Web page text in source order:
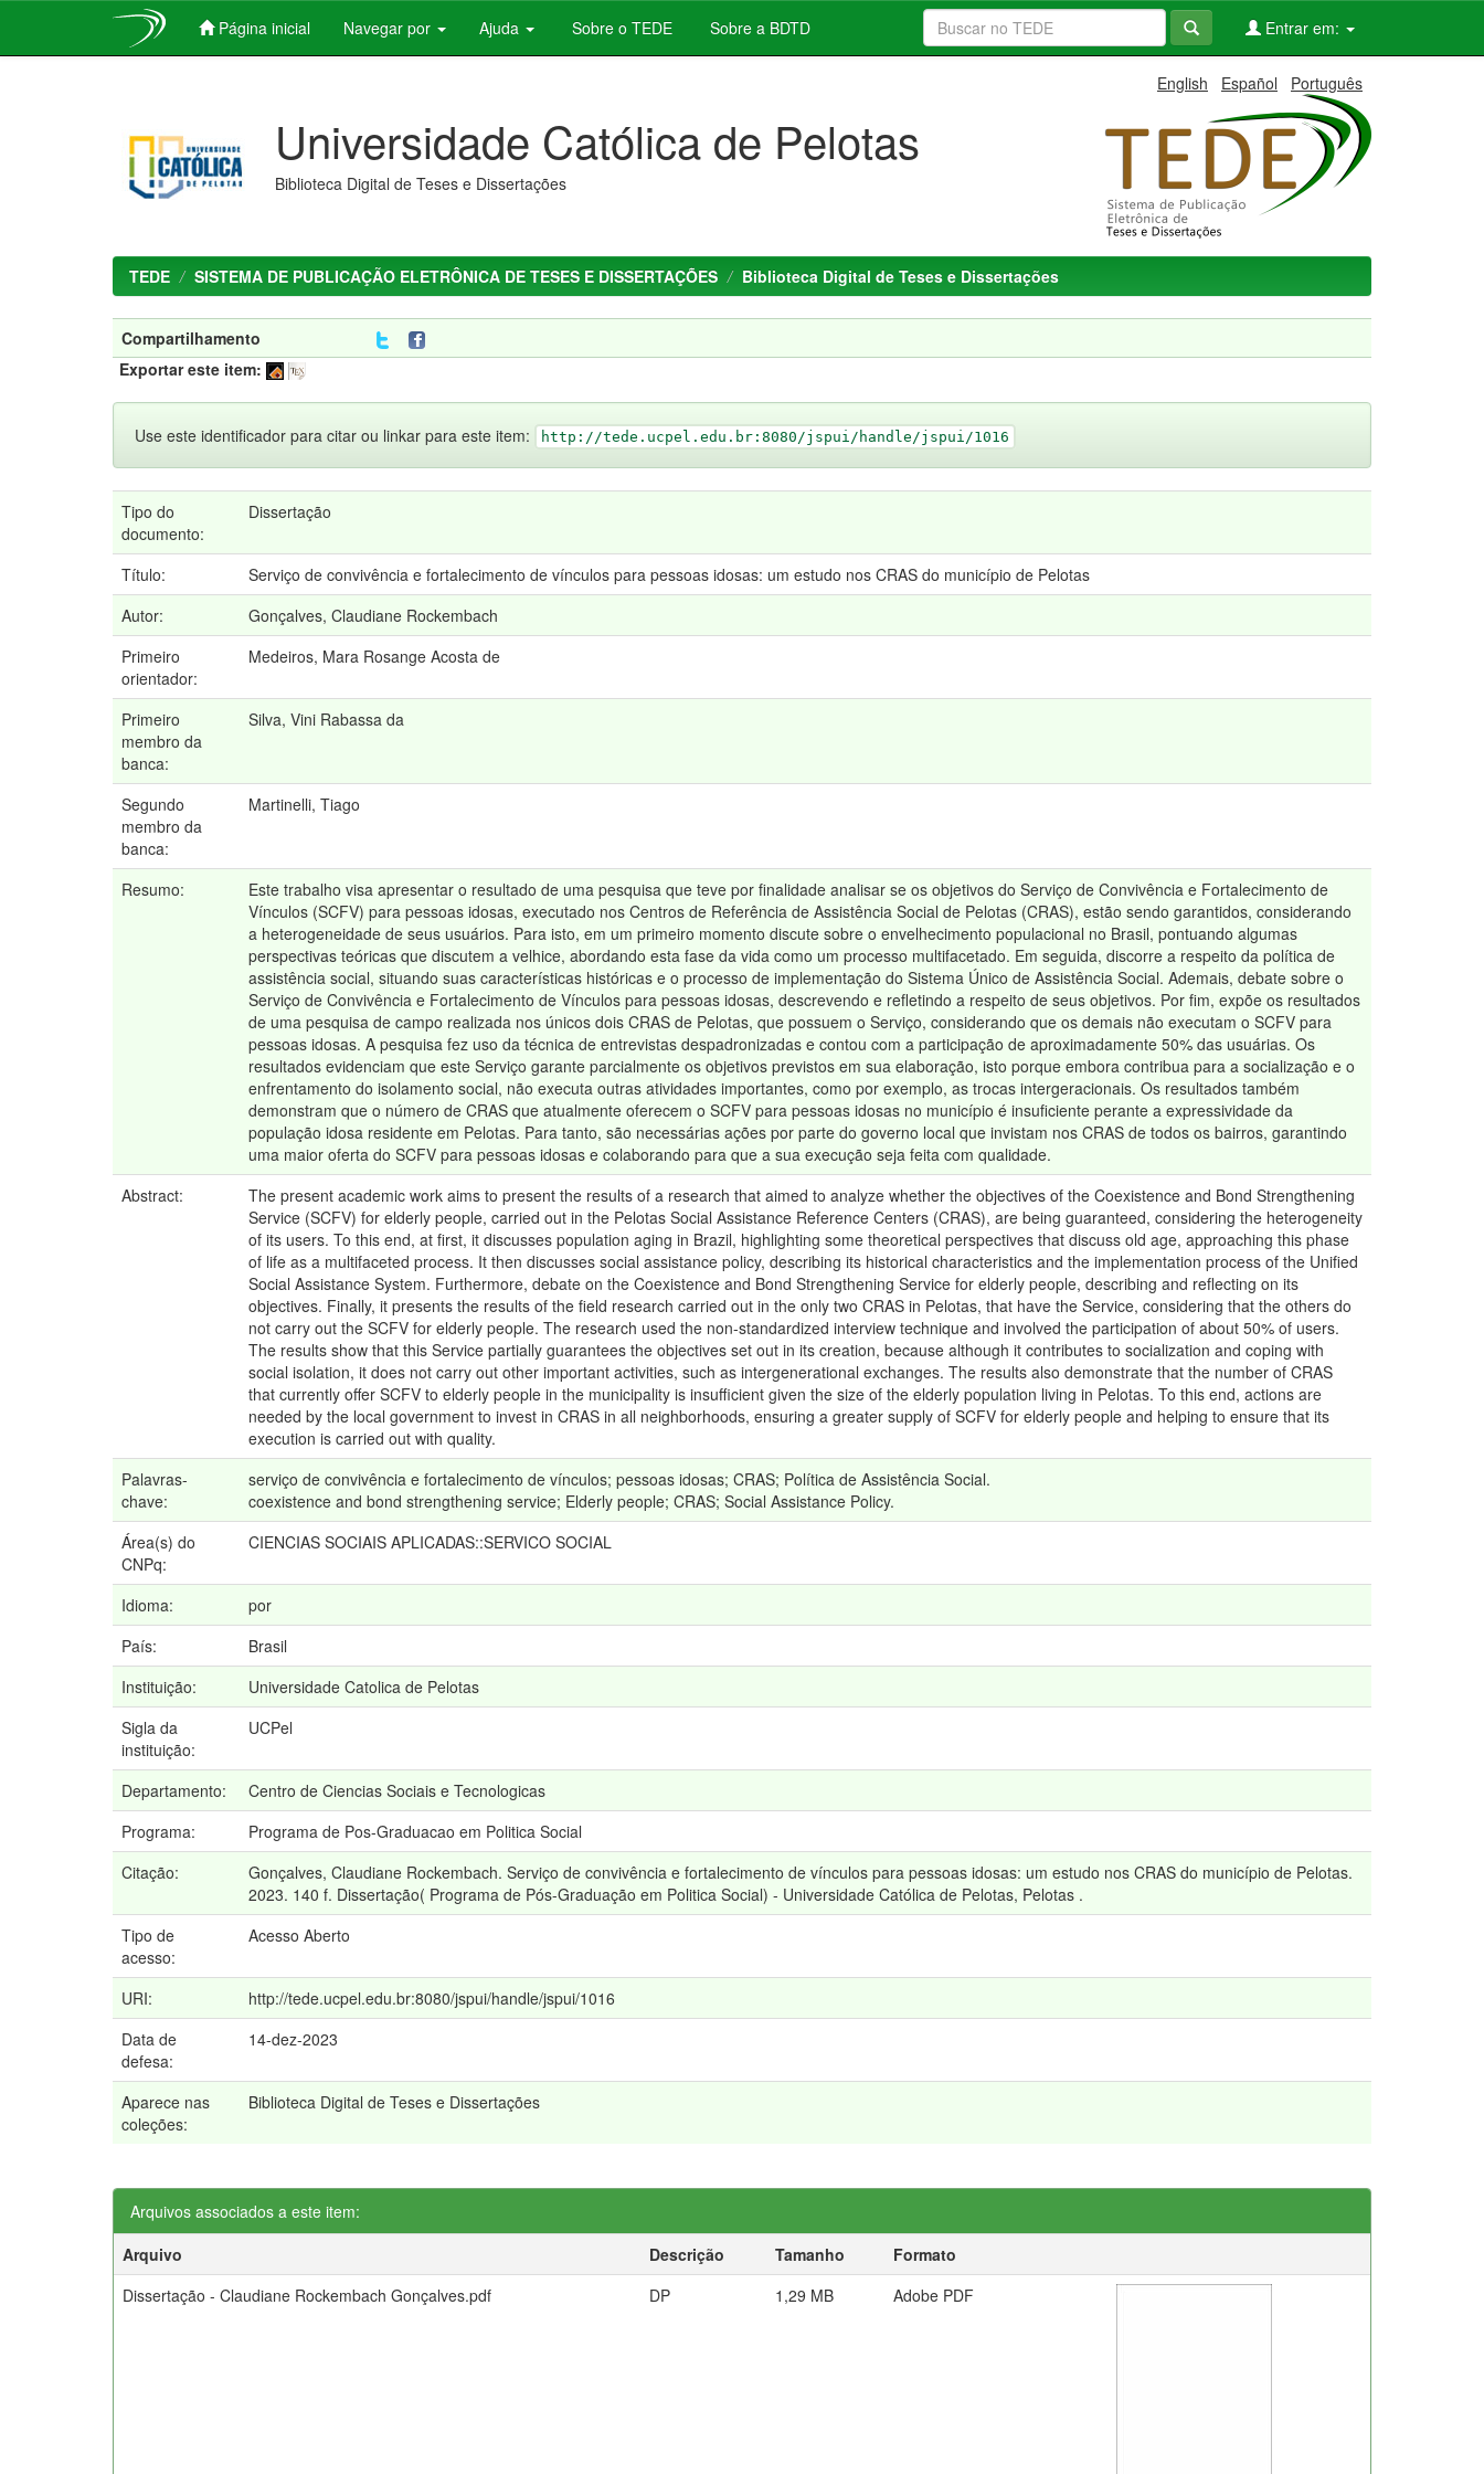
Página inicial Navegar por Ajuda Sobre o TEDE Sobre a BDTD Entrar em:
English Español Português
Universidade Católica de Pelotas
Biblioteca Digital de Teses e Dissertações
TEDE SISTEMA DE PUBLICAÇÃO ELETRÔNICA DE TESES E DISSERTAÇÕES Biblioteca Digital de Teses e Dissertações
Compartilhamento
Exportar este item:
Use este identificador para citar ou linkar para este item: http://tede.ucpel.edu.br:8080/jspui/handle/jspui/1016
Tipo do
documento:
Dissertação
Título:
Serviço de convivência e fortalecimento de vínculos para pessoas idosas: um estudo nos CRAS do município de Pelotas
Autor:
Gonçalves, Claudiane Rockembach
Primeiro
orientador:
Medeiros, Mara Rosange Acosta de
Primeiro
membro da
banca:
Silva, Vini Rabassa da
Segundo
membro da
banca:
Martinelli, Tiago
Resumo:
Este trabalho visa apresentar o resultado de uma pesquisa que teve por finalidade analisar se os objetivos do Serviço de Convivência e Fortalecimento de
Vínculos (SCFV) para pessoas idosas, executado nos Centros de Referência de Assistência Social de Pelotas (CRAS), estão sendo garantidos, considerando
a heterogeneidade de seus usuários. Para isto, em um primeiro momento discute sobre o envelhecimento populacional no Brasil, pontuando algumas
perspectivas teóricas que discutem a velhice, abordando esta fase da vida como um processo multifacetado. Em seguida, discorre a respeito da política de
assistência social, situando suas características históricas e o processo de implementação do Sistema Único de Assistência Social. Ademais, debate sobre o
Serviço de Convivência e Fortalecimento de Vínculos para pessoas idosas, descrevendo e refletindo a respeito de seus objetivos. Por fim, expõe os resultados
de uma pesquisa de campo realizada nos únicos dois CRAS de Pelotas, que possuem o Serviço, considerando que os demais não executam o SCFV para
pessoas idosas. A pesquisa fez uso da técnica de entrevistas despadronizadas e contou com a participação de aproximadamente 50% das usuárias. Os
resultados evidenciam que este Serviço garante parcialmente os objetivos previstos em sua elaboração, isto porque embora contribua para a socialização e o
enfrentamento do isolamento social, não executa outras atividades importantes, como por exemplo, as trocas intergeracionais. Os resultados também
demonstram que o número de CRAS que atualmente oferecem o SCFV para pessoas idosas no município é insuficiente perante a expressividade da
população idosa residente em Pelotas. Para tanto, são necessárias ações por parte do governo local que invistam nos CRAS de todos os bairros, garantindo
uma maior oferta do SCFV para pessoas idosas e colaborando para que a sua execução seja feita com qualidade.
Abstract:
The present academic work aims to present the results of a research that aimed to analyze whether the objectives of the Coexistence and Bond Strengthening
Service (SCFV) for elderly people, carried out in the Pelotas Social Assistance Reference Centers (CRAS), are being guaranteed, considering the heterogeneity
of its users. To this end, at first, it discusses population aging in Brazil, highlighting some theoretical perspectives that discuss old age, approaching this phase
of life as a multifaceted process. It then discusses social assistance policy, describing its historical characteristics and the implementation process of the Unified
Social Assistance System. Furthermore, debate on the Coexistence and Bond Strengthening Service for elderly people, describing and reflecting on its
objectives. Finally, it presents the results of the field research carried out in the only two CRAS in Pelotas, that have the Service, considering that the others do
not carry out the SCFV for elderly people. The research used the non-standardized interview technique and involved the participation of about 50% of users.
The results show that this Service partially guarantees the objectives set out in its creation, because although it contributes to socialization and coping with
social isolation, it does not carry out other important activities, such as intergenerational exchanges. The results also demonstrate that the number of CRAS
that currently offer SCFV to elderly people in the municipality is insufficient given the size of the elderly population living in Pelotas. To this end, actions are
needed by the local government to invest in CRAS in all neighborhoods, ensuring a greater supply of SCFV for elderly people and helping to ensure that its
execution is carried out with quality.
Palavras-
chave:
serviço de convivência e fortalecimento de vínculos; pessoas idosas; CRAS; Política de Assistência Social.
coexistence and bond strengthening service; Elderly people; CRAS; Social Assistance Policy.
Área(s) do
CNPq:
CIENCIAS SOCIAIS APLICADAS::SERVICO SOCIAL
Idioma:
por
País:
Brasil
Instituição:
Universidade Catolica de Pelotas
Sigla da
instituição:
UCPel
Departamento:
Centro de Ciencias Sociais e Tecnologicas
Programa:
Programa de Pos-Graduacao em Politica Social
Citação:
Gonçalves, Claudiane Rockembach. Serviço de convivência e fortalecimento de vínculos para pessoas idosas: um estudo nos CRAS do município de Pelotas.
2023. 140 f. Dissertação( Programa de Pós-Graduação em Politica Social) - Universidade Católica de Pelotas, Pelotas .
Tipo de
acesso:
Acesso Aberto
URI:
http://tede.ucpel.edu.br:8080/jspui/handle/jspui/1016
Data de
defesa:
14-dez-2023
Aparece nas
coleções:
Biblioteca Digital de Teses e Dissertações
Arquivos associados a este item:
Arquivo
Descrição Tamanho
Formato
Dissertação - Claudiane Rockembach Gonçalves.pdf
DP 1,29 MB Adobe PDF